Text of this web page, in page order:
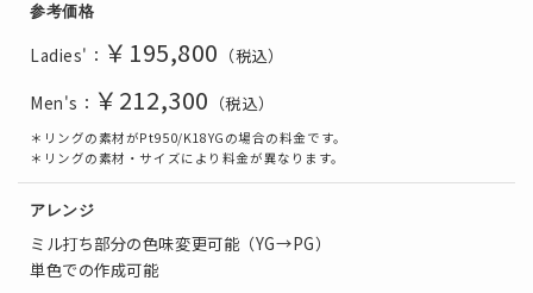
参考価格
Ladies'： ￥195,800 （税込）
Men's： ￥212,300 （税込）
＊リングの素材がPt950/K18YGの場合の料金です。
＊リングの素材・サイズにより料金が異なります。
アレンジ
ミル打ち部分の色味変更可能（YG→PG）
単色での作成可能